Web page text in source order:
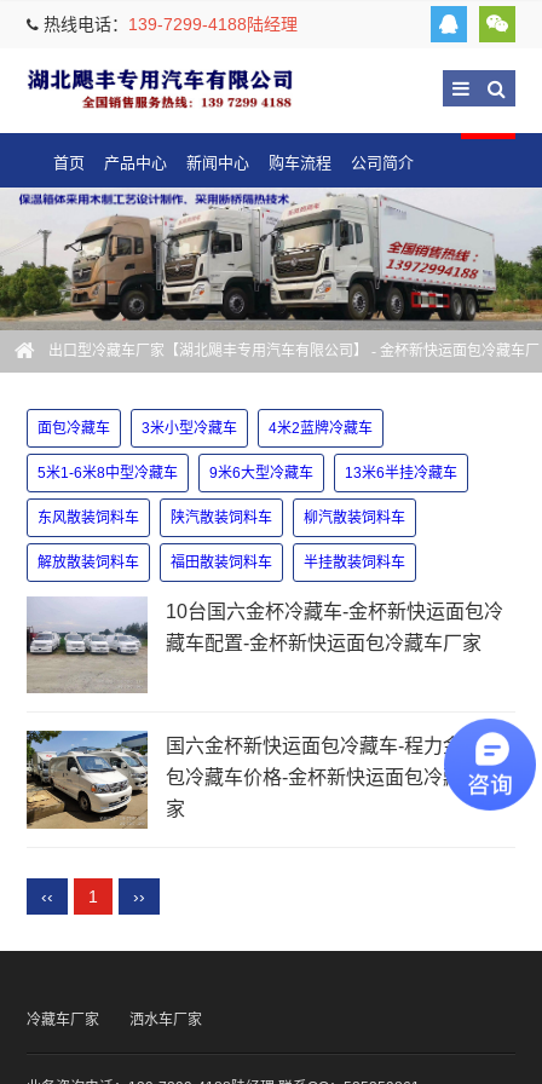
热线电话： 139-7299-4188陆经理
首页 产品中心 新闻中心 购车流程 公司简介
出口型冷藏车厂家【湖北飓丰专用汽车有限公司】 - 金杯新快运面包冷藏车厂
面包冷藏车 3米小型冷藏车 4米2蓝牌冷藏车
5米1-6米8中型冷藏车 9米6大型冷藏车 13米6半挂冷藏车
东风散装饲料车 陕汽散装饲料车 柳汽散装饲料车
解放散装饲料车 福田散装饲料车 半挂散装饲料车
10台国六金杯冷藏车-金杯新快运面包冷
藏车配置-金杯新快运面包冷藏车厂家
国六金杯新快运面包冷藏车-程力金杯面
包冷藏车价格-金杯新快运面包冷藏车厂
家
‹‹ 1 ››
冷藏车厂家 洒水车厂家